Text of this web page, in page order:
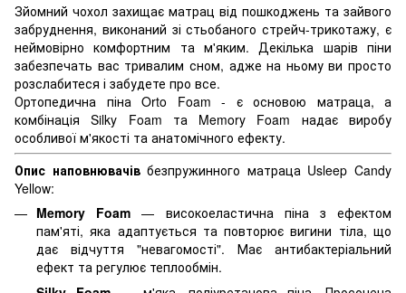
Зйомний чохол захищає матрац від пошкоджень та зайвого
забруднення, виконаний зі стьобаного стрейч-трикотажу, є
неймовірно комфортним та м'яким. Декілька шарів піни
забезпечать вас тривалим сном, адже на ньому ви просто
розслабитеся і забудете про все.
Ортопедична піна Orto Foam - є основою матраца, а
комбінація Silky Foam та Memory Foam надає виробу
особливої ​​м'якості та анатомічного ефекту.
Опис наповнювачівбезпружинного матраца Usleep Candy
Yellow:
Memory Foam — високоеластична піна з ефектом
пам'яті, яка адаптується та повторює вигини тіла, що
дає відчуття "невагомості". Має антибактеріальний
ефект та регулює теплообмін.